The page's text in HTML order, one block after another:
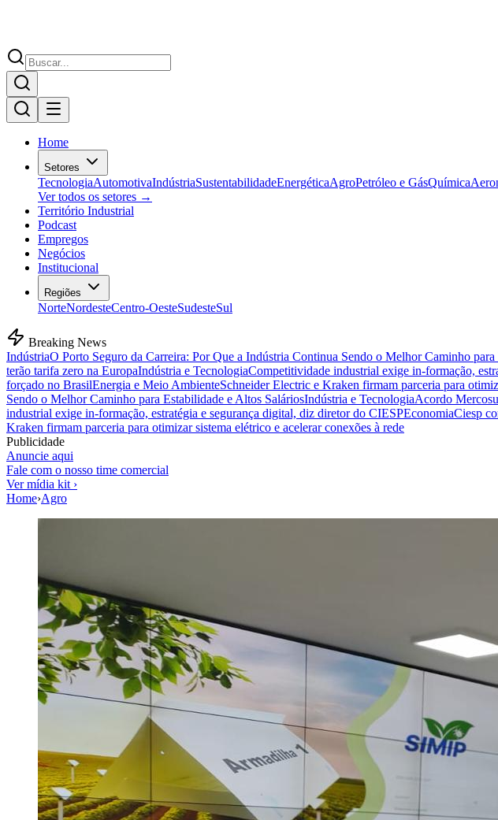
Home
Setores
TecnologiaAutomotivaIndústriaSustentabilidadeEnergéticaAgroPetróleo e GásQuímica
Ver todos os setores →
Território Industrial
Podcast
Empregos
Negócios
Institucional
Regiões
NorteNordesteCentro-OesteSudesteSul
Breaking News
IndústriaO Porto Seguro da Carreira: Por Que a Indústria Continua Sendo o Melhor Caminho
terão tarifa zero na EuropaIndústria e TecnologiaCompetitividade industrial exige in-formação,
forçado no BrasilEnergia e Meio AmbienteSchneider Electric e Kraken firmam parceria para
Sendo o Melhor Caminho para Estabilidade e Altos SaláriosIndústria e TecnologiaAcordo
industrial exige in-formação, estratégia e segurança digital, diz diretor do CIESPEconomiaCiesp
Kraken firmam parceria para otimizar sistema elétrico e acelerar conexões à rede
Publicidade
Anuncie aqui
Fale com o nosso time comercial
Ver mídia kit ›
Home›Agro